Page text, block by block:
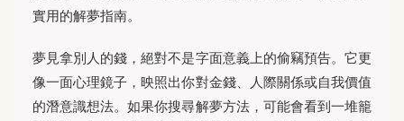
實用的解夢指南。
夢見拿別人的錢，絕對不是字面意義上的偷竊預告。它更
像一面心理鏡子，映照出你對金錢、人際關係或自我價值
的潛意識想法。如果你搜尋解夢方法，可能會看到一堆籠